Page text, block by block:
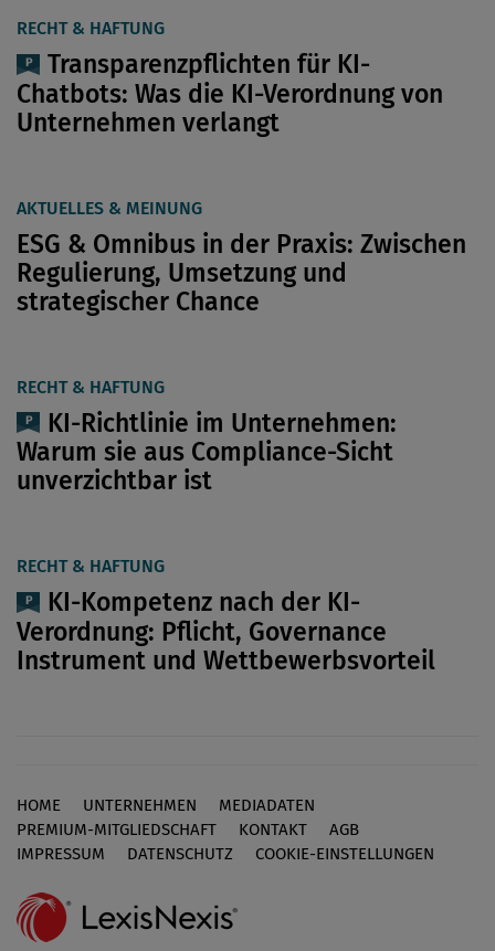
RECHT & HAFTUNG
Transparenzpflichten für KI-
Chatbots: Was die KI-Verordnung von
Unternehmen verlangt
AKTUELLES & MEINUNG
ESG & Omnibus in der Praxis: Zwischen
Regulierung, Umsetzung und
strategischer Chance
RECHT & HAFTUNG
KI-Richtlinie im Unternehmen:
Warum sie aus Compliance-Sicht
unverzichtbar ist
RECHT & HAFTUNG
KI-Kompetenz nach der KI-
Verordnung: Pflicht, Governance
Instrument und Wettbewerbsvorteil
Footer
HOME UNTERNEHMEN
MEDIADATEN
PREMIUM-MITGLIEDSCHAFT
KONTAKT
AGB
IMPRESSUM
DATENSCHUTZ COOKIE-EINSTELLUNGEN